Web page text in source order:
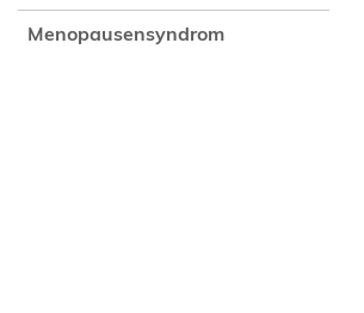
Menopausensyndrom